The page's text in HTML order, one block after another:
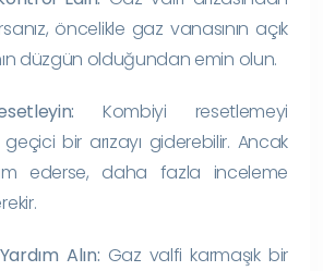
öncelikle gaz vanasının açık
düzgün olduğundan emin olun.
Kombiyi resetlemeyi
bir arızayı giderebilir. Ancak
ederse, daha fazla inceleme
Alın: Gaz valfi karmaşık bir